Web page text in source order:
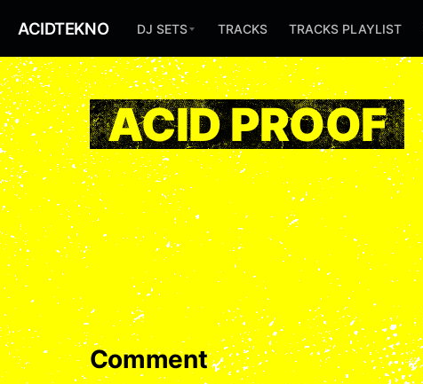
ACIDTEKNO DJ SETS TRACKS TRACKS PLAYLIST
ACID PROOF
Comment